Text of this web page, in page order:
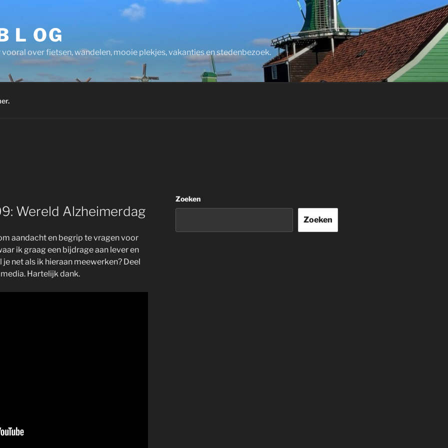
L OG
over fietsen, wandelen, mooie plekjes, vakanties en stedenbezoek.
Wereld Alzheimerdag
aandacht en begrip te vragen voor
ik graag een bijdrage aan lever en
net als ik hieraan meewerken? Deel
Hartelijk dank.
Zoeken
Zoeken